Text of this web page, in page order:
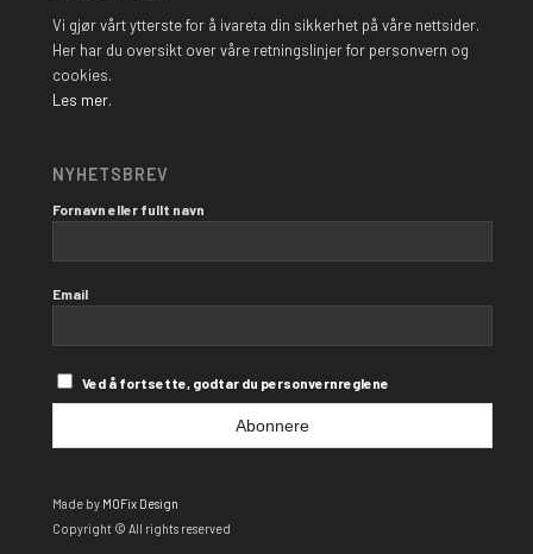
Vi gjør vårt ytterste for å ivareta din sikkerhet på våre nettsider.
Her har du oversikt over våre retningslinjer for personvern og
cookies.
Les mer.
NYHETSBREV
Fornavn eller fullt navn
Email
Ved å fortsette, godtar du personvernreglene
Made by MOFix Design
Copyright © All rights reserved